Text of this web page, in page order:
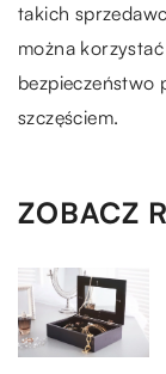
takich
można
bezpieczeństwo
szczęściem.
ZOBACZ